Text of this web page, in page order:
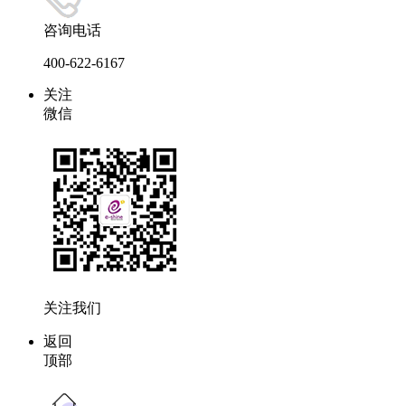
咨询电话
400-622-6167
关注
微信
关注我们
返回
顶部